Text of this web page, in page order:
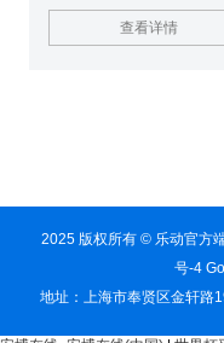
可以调节料液泵的压力、流
孔的大小，得到所需的按一
查看详情
2025 版权所有 © 乐动官方
号-4
地址：上海市奉贤区金轩路